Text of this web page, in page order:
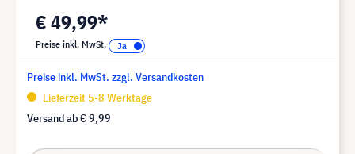
€ 49,99*
Preise inkl. MwSt.
Preise inkl. MwSt. zzgl. Versandkosten
Lieferzeit 5-8 Werktage
Versand ab€ 9,99